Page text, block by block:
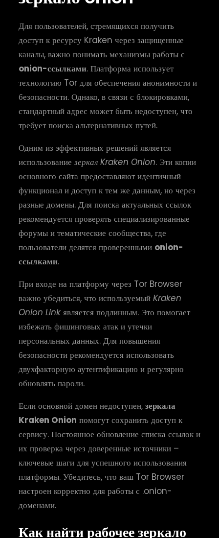
Для пользователей, стремящихся получить
доступ к ресурсу Kraken через защищенные
каналы, важно понимать механизмы работы с
onion-ссылками. Платформа использует
технологию Tor для обеспечения анонимности и
безопасности. Однако, в связи с блокировками,
стандартный адрес может быть недоступен, что
требует поиска альтернативных путей.
Одним из эффективных решений является
использование зеркал Kraken Onion. Эти копии
основного сайта предоставляют идентичный
функционал и доступ к тем же данным, но через
разные домены. Для поиска актуальных ссылок
рекомендуется проверять специализированные
форумы и тематические сообщества, где
пользователи делятся проверенными onion-
ссылками.
При входе на платформу через Tor Browser
важно убедиться, что используемый Kraken
Onion Link является подлинным. Это помогает
избежать фишинговых атак и утечки
персональных данных. Для повышения
безопасности рекомендуется использовать
двухфакторную аутентификацию и регулярно
обновлять пароли.
Если основной домен недоступен, зеркала
Kraken Onion помогут сохранить доступ к
сервису. Постоянное обновление списка ссылок и
их проверка через доверенные источники –
ключевые шаги для успешного использования
платформы. Убедитесь, что ваш Tor Browser
настроен корректно для работы с .onion-
доменами.
Как найти рабочее зеркало